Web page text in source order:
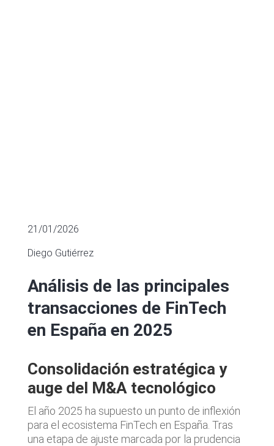
21/01/2026
Diego Gutiérrez
Análisis de las principales
transacciones de FinTech
en España en 2025
Consolidación estratégica y
auge del M&A tecnológico
El año 2025 ha supuesto un punto de inflexión
para el ecosistema FinTech en España. Tras
una etapa de ajuste marcada por la prudencia